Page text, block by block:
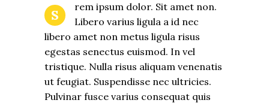
S
rem ipsum dolor. Sit amet non.
Libero varius ligula a id nec
libero amet non metus ligula risus
egestas senectus euismod. In vel
tristique. Nulla risus aliquam venenatis
ut feugiat. Suspendisse nec ultricies.
Pulvinar fusce varius consequat quis